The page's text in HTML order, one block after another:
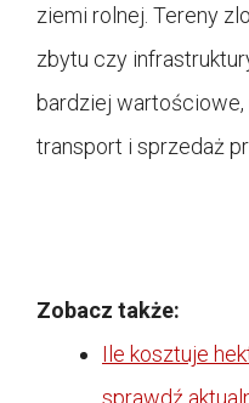
ziemi rolnej. Tereny
zbytu czy
bardziej wartościowe,
transport i sprzedaż
Zobacz także:
Ile kosztuje
sprawdź